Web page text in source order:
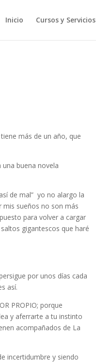
Inicio Cursos y Servicios
más de un año, que
buena novela
de mal” yo no alargo la
mis sueños no son más
para volver a cargar
gigantescos que haré
por unos días cada
así.
PROPIO; porque
y aferrarte a tu instinto
acompañados de La
incertidumbre y siendo